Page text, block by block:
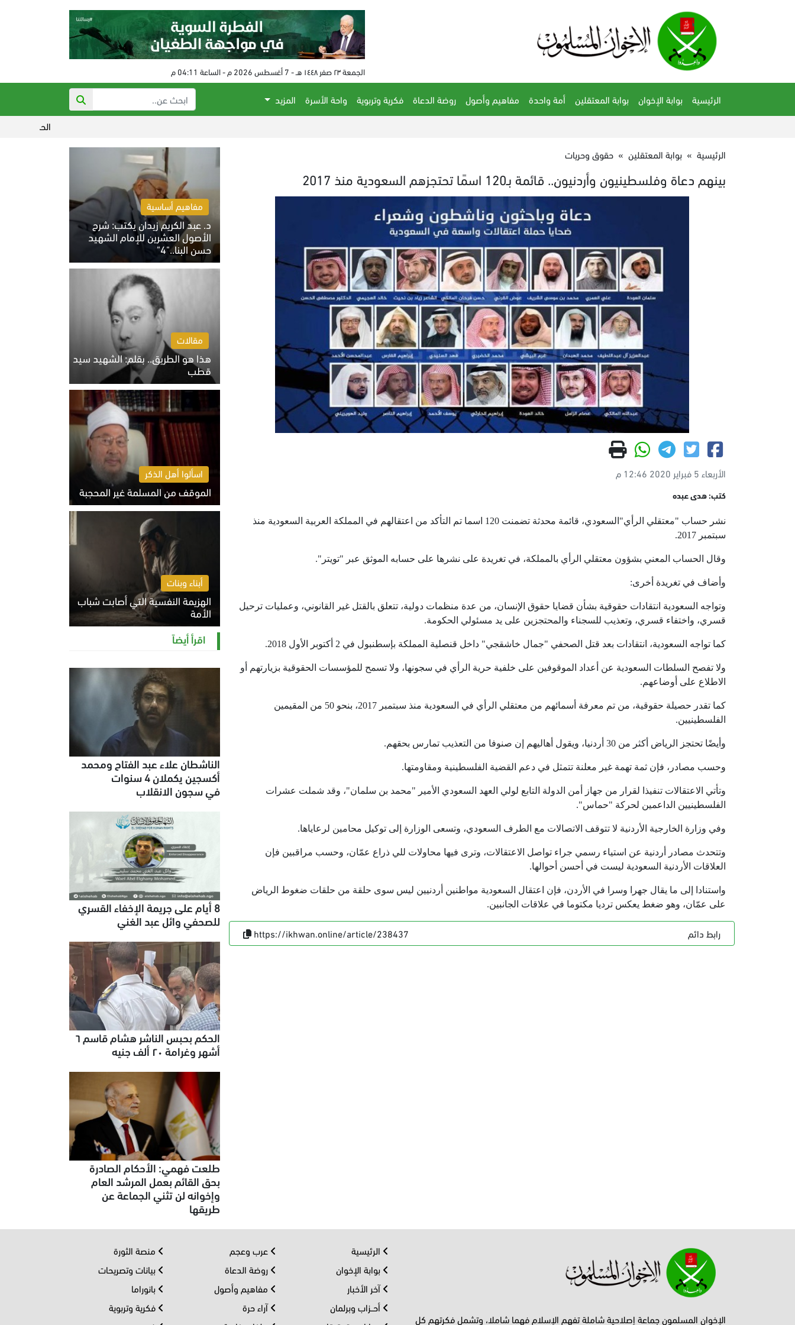
الجمعة ٢٣ صفر ١٤٤٨ هـ - 7 أغسطس 2026 م - الساعة 04:11 م
الرئيسية بوابة الإخوان بوابة المعتقلين أمة واحدة مفاهيم وأصول روضة الدعاة فكرية وتربوية واحة الأسرة
المزيد
الحكم على مفتي النظام
الرئيسية » بوابة المعتقلين » حقوق وحريات
بينهم دعاة وفلسطينيون وأردنيون.. قائمة بـ120 اسمًا تحتجزهم السعودية منذ 2017
الأربعاء 5 فبراير 2020 12:46 م
كتب: هدى عبده
نشر حساب "معتقلي الرأي"السعودي، قائمة محدثة تضمنت 120 اسما تم التأكد من اعتقالهم في المملكة العربية السعودية منذ
سبتمبر 2017.
وقال الحساب المعني بشؤون معتقلي الرأي بالمملكة، في تغريدة على نشرها على حسابه الموثق عبر "تويتر".
وأضاف في تغريدة أخرى:
وتواجه السعودية انتقادات حقوقية بشأن قضايا حقوق الإنسان، من عدة منظمات دولية، تتعلق بالقتل غير القانوني، وعمليات ترحيل
قسري، واختفاء قسري، وتعذيب للسجناء والمحتجزين على يد مسئولي الحكومة.
كما تواجه السعودية، انتقادات بعد قتل الصحفي "جمال خاشقجي" داخل قنصلية المملكة بإسطنبول في 2 أكتوبر الأول 2018.
ولا تفصح السلطات السعودية عن أعداد الموقوفين على خلفية حرية الرأي في سجونها، ولا تسمح للمؤسسات الحقوقية بزيارتهم أو
الاطلاع على أوضاعهم.
كما تقدر حصيلة حقوقية، من تم معرفة أسمائهم من معتقلي الرأي في السعودية منذ سبتمبر 2017، بنحو 50 من المقيمين
الفلسطينيين.
وأيضًا تحتجز الرياض أكثر من 30 أردنيا، ويقول أهاليهم إن صنوفا من التعذيب تمارس بحقهم.
وحسب مصادر، فإن ثمة تهمة غير معلنة تتمثل في دعم القضية الفلسطينية ومقاومتها.
وتأتي الاعتقالات تنفيذا لقرار من جهاز أمن الدولة التابع لولي العهد السعودي الأمير "محمد بن سلمان"، وقد شملت عشرات
الفلسطينيين الداعمين لحركة "حماس".
وفي وزارة الخارجية الأردنية لا تتوقف الاتصالات مع الطرف السعودي، وتسعى الوزارة إلى توكيل محامين لرعاياها.
وتتحدث مصادر أردنية عن استياء رسمي جراء تواصل الاعتقالات، وترى فيها محاولات للي ذراع عمّان، وحسب مراقبين فإن
العلاقات الأردنية السعودية ليست في أحسن أحوالها.
واستنادا إلى ما يقال جهرا وسرا في الأردن، فإن اعتقال السعودية مواطنين أردنيين ليس سوى حلقة من حلقات ضغوط الرياض
على عمّان، وهو ضغط يعكس ترديا مكتوما في علاقات الجانبين.
رابط دائم https://ikhwan.online/article/238437
مفاهيم أساسية
د. عبد الكريم زيدان يكتب: شرح
الأصول العشرين للإمام الشهيد
حسن البنا.."4"
الخميس 6 أغسطس 2026 10:27 ص
مقالات
هذا هو الطريق.. بقلم: الشهيد سيد
قطب
الخميس 6 أغسطس 2026 10:52 ص
اسألوا أهل الذكر
الموقف من المسلمة غير المحجبة
الخميس 6 أغسطس 2026 10:45 ص
أبناء وبنات
الهزيمة النفسية التي أصابت شباب
الأمة
الخميس 6 أغسطس 2026 11:12 ص
اقرأ أيضاً
الناشطان علاء عبد الفتاح ومحمد
أكسجين يكملان 4 سنوات
في سجون الانقلاب
8 أيام على جريمة الإخفاء القسري
للصحفي وائل عبد الغني
الحكم بحبس الناشر هشام قاسم ٦
أشهر وغرامة ٢٠ ألف جنيه
طلعت فهمي: الأحكام الصادرة
بحق القائم بعمل المرشد العام
وإخوانه لن تثني الجماعة عن
طريقها
الإخوان المسلمون جماعة إصلاحية شاملة تفهم الإسلام فهما شاملا، وتشمل فكرتهم كل
الرئيسية
بوابة الإخوان
آخر الأخبار
أحــزاب وبرلمان
عرب وعجم
روضة الدعاة
مفاهيم وأصول
آراء حرة
منصة الثورة
بيانات وتصريحات
بانوراما
فكرية وتربوية